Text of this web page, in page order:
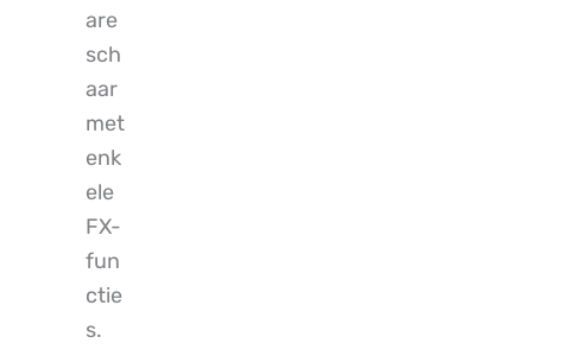
are
sch
aar
met
enk
ele
FX-
fun
ctie
s.